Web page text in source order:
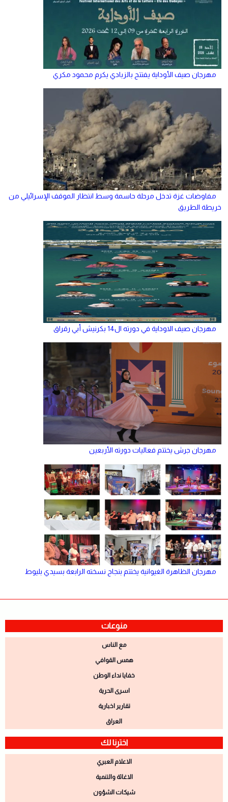
مهرجان صيف الأوداية يفتتح بالزبادي يكرم محمود مكري
مفاوضات غزة تدخل مرحلة حاسمة وسط انتظار الموقف الإسرائيلي من
خريطة الطريق
مهرجان صيف الاوداية في دورته ال14 بكرنيش أبي رقراق
مهرجان جرش يختتم فعاليات دورته الأربعين
مهرجان الظاهرة الغيوانية يختتم بنجاح نسخته الرابعة بسيدي بليوط
منوعات
مع الناس
همس القوافي
خفايا نداء الوطن
اسرى الحرية
تقارير اخبارية
العراق
اخترنا لك
الاعلام العبري
الاغاثة والتنمية
شيكات الشؤون